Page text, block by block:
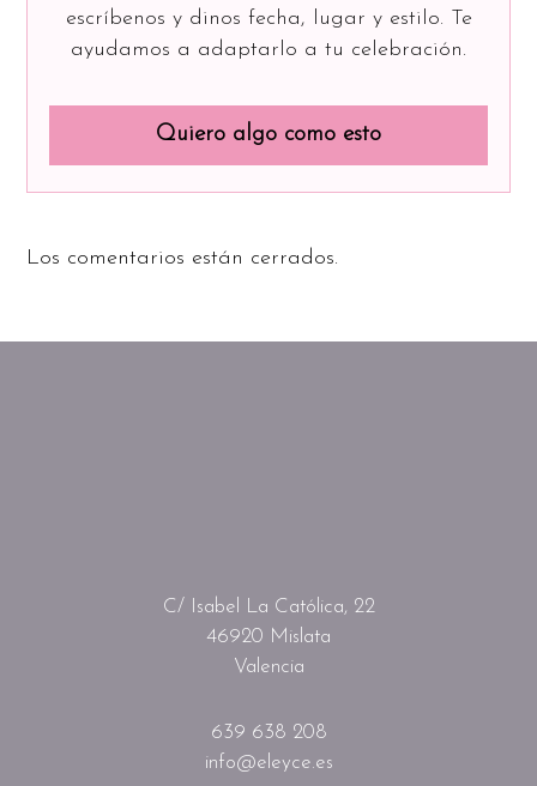
escríbenos y dinos fecha, lugar y estilo. Te
ayudamos a adaptarlo a tu celebración.
Quiero algo como esto
Los comentarios están cerrados.
C/ Isabel La Católica, 22
46920 Mislata
Valencia
639 638 208
info@eleyce.es